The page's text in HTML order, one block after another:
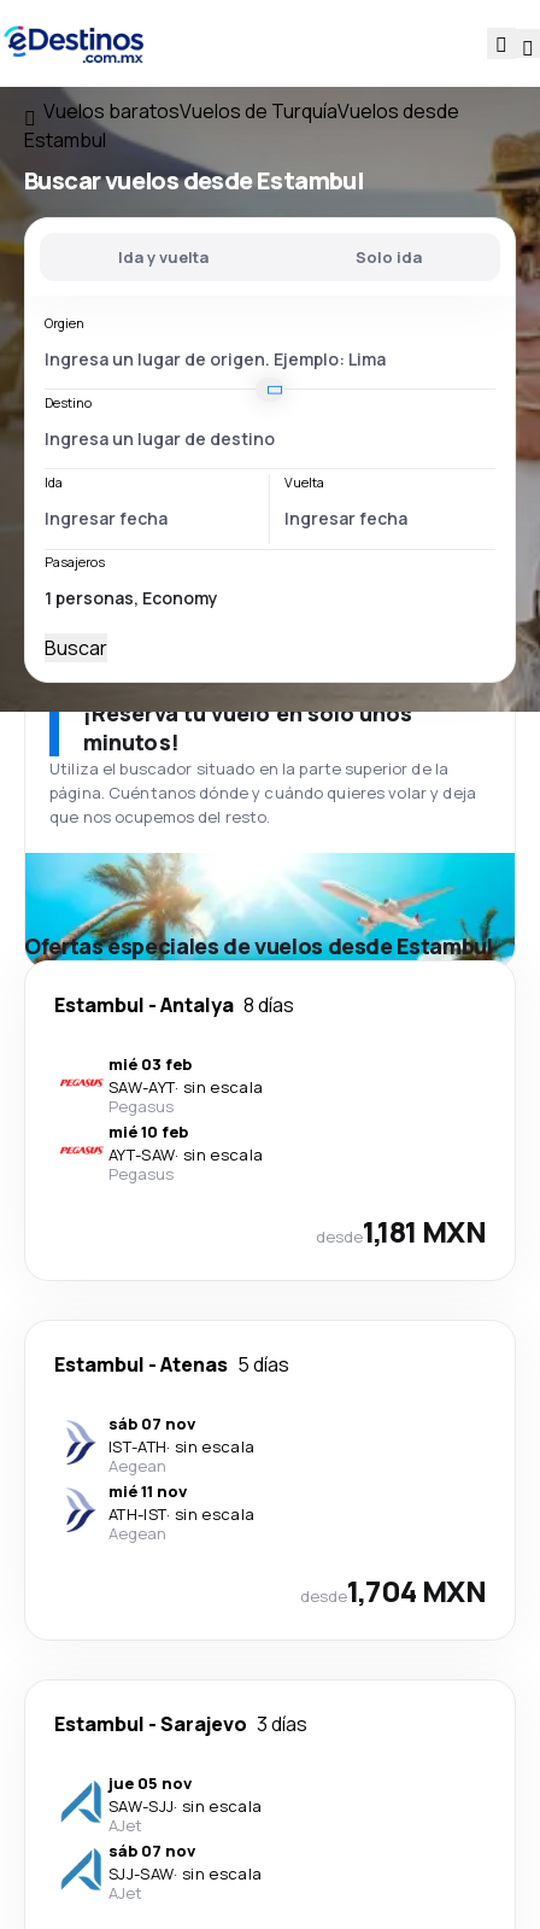
Vuelos baratosVuelos de TurquíaVuelos desde
Estambul
Buscar vuelosdesde Estambul
Ida y vuelta Solo ida
Orgien
Destino
Ida Vuelta
Pasajeros
Buscar
¡Reserva tu vuelo en solo unos
minutos!
Utiliza el buscador situado en la parte superior de la
página. Cuéntanos dónde y cuándo quieres volar y deja
que nos ocupemos del resto.
Ofertas especiales de vuelos desde Estambul
Estambul -Antalya 8 días
mié 03 feb
SAW-AYT· sin escala
Pegasus
mié 10 feb
AYT-SAW· sin escala
Pegasus
desde1,181 MXN
Estambul -Atenas 5 días
sáb 07 nov
IST-ATH· sin escala
Aegean
mié 11 nov
ATH-IST· sin escala
Aegean
desde1,704 MXN
Estambul -Sarajevo 3 días
jue 05 nov
SAW-SJJ· sin escala
AJet
sáb 07 nov
SJJ-SAW· sin escala
AJet